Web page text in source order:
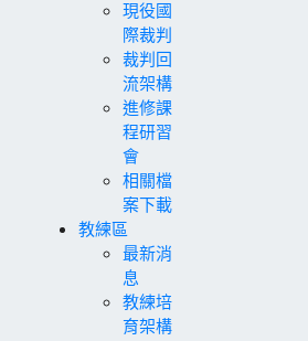
現役國
際裁判
裁判回
流架構
進修課
程研習
會
相關檔
案下載
教練區
最新消
息
教練培
育架構